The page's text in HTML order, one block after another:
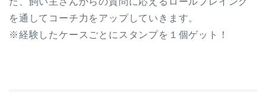
を通してコーチ力をアップしていきます。
※経験したケースごとにスタンプを１個ゲット！